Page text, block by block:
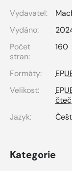
Vydavatel:
Vydáno:
Počet
stran:
160
Formáty:
Velikost:
Jazyk:
Kategorie